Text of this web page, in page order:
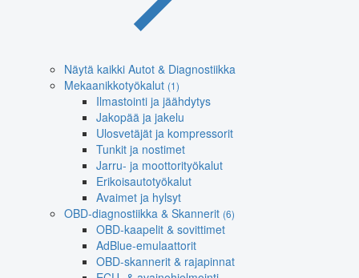
Näytä kaikki Autot & Diagnostiikka
Mekaanikkotyökalut (1)
Ilmastointi ja jäähdytys
Jakopää ja jakelu
Ulosvetäjät ja kompressorit
Tunkit ja nostimet
Jarru- ja moottorityökalut
Erikoisautotyökalut
Avaimet ja hylsyt
OBD-diagnostiikka & Skannerit (6)
OBD-kaapelit & sovittimet
AdBlue-emulaattorit
OBD-skannerit & rajapinnat